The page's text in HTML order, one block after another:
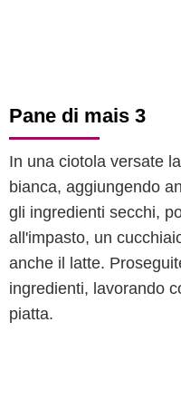
Pane di mais 3
In una ciotola versate
bianca, aggiungendo
gli ingredienti secchi,
all'impasto, un
anche il latte.
ingredienti, lavorando
piatta.